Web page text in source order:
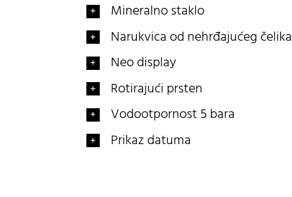
Mineralno staklo
Narukvica od nehrđajućeg čelika
Neo display
Rotirajući prsten
Vodootpornost 5 bara
Prikaz datuma